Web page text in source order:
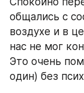
общались с
воздухе и в
нас не мог
Это очень
один) без